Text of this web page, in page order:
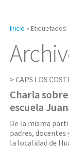
Inicio » Etiquetados:
CAPS LOS
Charla
escuela
De la misma
padres,
la localidad de